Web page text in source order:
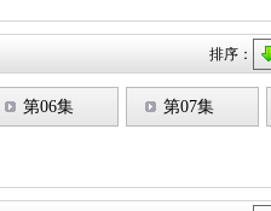
排序：
第06集 第07集